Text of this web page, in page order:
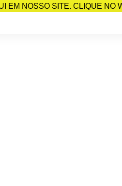
EM NOSSO SITE. CLIQUE NO